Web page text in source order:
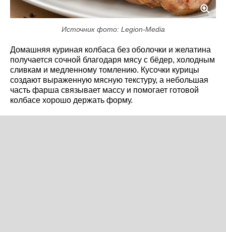
Источник фото: Legion-Media
Домашняя куриная колбаса без оболочки и желатина
получается сочной благодаря мясу с бёдер, холодным
сливкам и медленному томлению. Кусочки курицы
создают выраженную мясную текстуру, а небольшая
часть фарша связывает массу и помогает готовой
колбасе хорошо держать форму.